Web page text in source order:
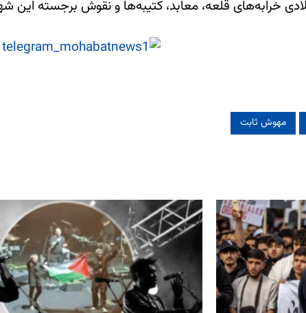
مهوش ثابت